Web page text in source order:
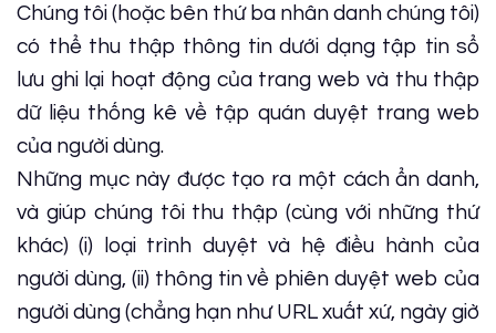
Chúng tôi (hoặc bên thứ ba nhân danh chúng tôi)
có thể thu thập thông tin dưới dạng tập tin sổ
lưu ghi lại hoạt động của trang web và thu thập
dữ liệu thống kê về tập quán duyệt trang web
của người dùng.
Những mục này được tạo ra một cách ẩn danh,
và giúp chúng tôi thu thập (cùng với những thứ
khác) (i) loại trình duyệt và hệ điều hành của
người dùng, (ii) thông tin về phiên duyệt web của
người dùng (chẳng hạn như URL xuất xứ, ngày giờ